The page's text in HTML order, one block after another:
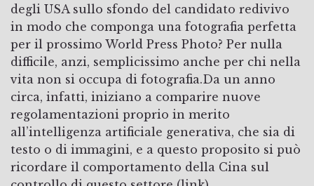
degli USA sullo sfondo del candidato redivivo
in modo che componga una fotografia perfetta
per il prossimo World Press Photo? Per nulla
difficile, anzi, semplicissimo anche per chi nella
vita non si occupa di fotografia.Da un anno
circa, infatti, iniziano a comparire nuove
regolamentazioni proprio in merito
all’intelligenza artificiale generativa, che sia di
testo o di immagini, e a questo proposito si può
ricordare il comportamento della Cina sul